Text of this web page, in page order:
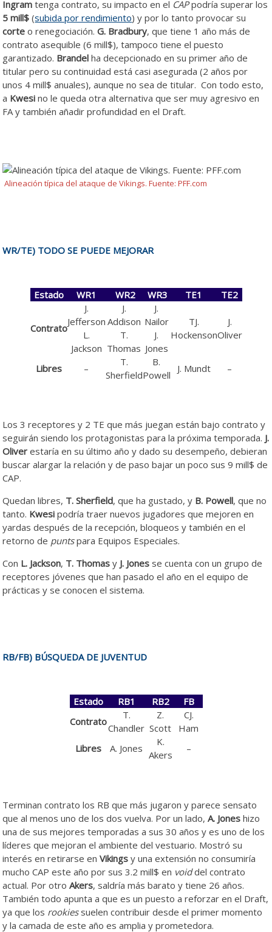
Ingram tenga contrato, su impacto en el CAPpodría superar los
5 mill$ (subida por rendimiento) y por lo tanto provocar su
corte o renegociación.G. Bradbury, que tiene 1 año más de
contrato asequible (6 mill$), tampoco tiene el puesto
garantizado. Brandel ha decepcionado en su primer año de
titular pero su continuidad está casi asegurada (2 años por
unos 4 mill$ anuales), aunque no sea de titular. Con todo esto,
a Kwesi no le queda otra alternativa que ser muy agresivo en
FA y también añadir profundidad en el Draft.
Alineación típica del ataque de Vikings. Fuente: PFF.com
WR/TE) TODO SE PUEDE MEJORAR
Estado WR1 WR2 WR3 TE1 TE2
Contrato
J.
Jefferson
L.
Jackson
J.
Addison
T.
Thomas
J.
Nailor
J.
Jones
TJ.
Hockenson
J.
Oliver
Libres –
T.
Sherfield
B.
Powell
J. Mundt –
Los 3 receptores y 2 TE que más juegan están bajo contrato y
seguirán siendo los protagonistas para la próxima temporada. J.
Oliver estaría en su último año y dado su desempeño, debieran
buscar alargar la relación y de paso bajar un poco sus 9 mill$ de
CAP.
Quedan libres, T. Sherfield, que ha gustado, y B. Powell, que no
tanto. Kwesi podría traer nuevos jugadores que mejoren en
yardas después de la recepción, bloqueos y también en el
retorno de puntspara Equipos Especiales.
Con L. Jackson, T. Thomas y J. Jones se cuenta con un grupo de
receptores jóvenes que han pasado el año en el equipo de
prácticas y se conocen el sistema.
RB/FB) BÚSQUEDA DE JUVENTUD
Estado RB1 RB2
FB
Contrato
T.
Chandler
Z.
Scott
CJ.
Ham
Libres
A. Jones
K.
Akers
–
Terminan contrato los RB que más jugaron y parece sensato
que al menos uno de los dos vuelva. Por un lado,A. Jones hizo
una de sus mejores temporadas a sus 30 años y es uno de los
líderes que mejoran el ambiente del vestuario. Mostró su
interés en retirarse enVikings y una extensión no consumiría
mucho CAP este año por sus 3.2 mill$ en voiddel contrato
actual. Por otroAkers, saldría más barato y tiene 26 años.
También todo apunta a que es un puesto a reforzar en el Draft,
ya que los rookiessuelen contribuir desde el primer momento
y la camada de este año es amplia y prometedora.